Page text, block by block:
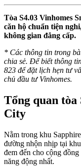
Tòa S4.03 Vinhomes
căn hộ chuẩn tiện
không gian đẳng cấp.
* Các thông tin trong
chia sẻ. Để biết thông
823 để đặt lịch hẹn tư
chủ đầu tư Vinhomes.
Tổng quan tòa
City
Nằm trong khu
đường nhộn nhịp tại
đem đến cho cộng
năng động nhất.